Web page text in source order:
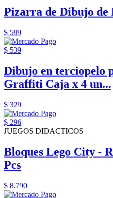
Pizarra de Dibujo de
$ 599
$ 539
Dibujo en terciopelo
Graffiti Caja x 4 un...
$ 329
$ 296
JUEGOS DIDACTICOS
Bloques Lego City -
Pcs
$ 8.790